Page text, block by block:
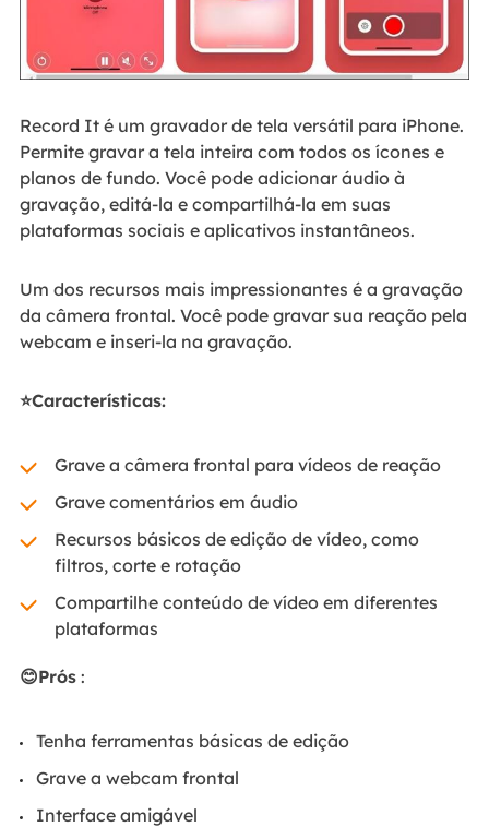
Record It é um gravador de tela versátil para iPhone.
Permite gravar a tela inteira com todos os ícones e
planos de fundo. Você pode adicionar áudio à
gravação, editá-la e compartilhá-la em suas
plataformas sociais e aplicativos instantâneos.
Um dos recursos mais impressionantes é a gravação
da câmera frontal. Você pode gravar sua reação pela
webcam e inseri-la na gravação.
⭐Características:
Grave a câmera frontal para vídeos de reação
Grave comentários em áudio
Recursos básicos de edição de vídeo, como
filtros, corte e rotação
Compartilhe conteúdo de vídeo em diferentes
plataformas
😊Prós:
Tenha ferramentas básicas de edição
Grave a webcam frontal
Interface amigável